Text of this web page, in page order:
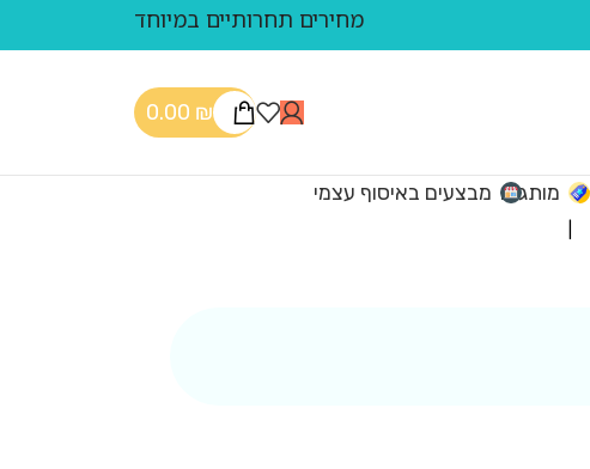
מחירים תחרותיים במיוחד
0.00 ₪
מותגים מבצעים באיסוף עצמי